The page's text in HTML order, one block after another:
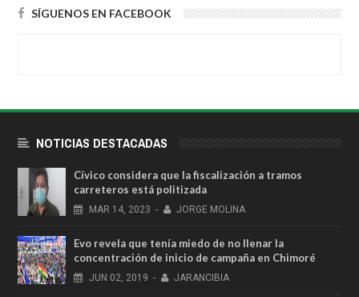
SÍGUENOS EN FACEBOOK
NOTICIAS DESTACADAS
Cívico considera que la fiscalización a tramos
carreteros está politizada
MAR 14, 2023 - JORGE MOLINA
Evo revela que tenía miedo de no llenar la
concentración de inicio de campaña en Chimoré
JUN 02, 2019 - JARANCIBIA